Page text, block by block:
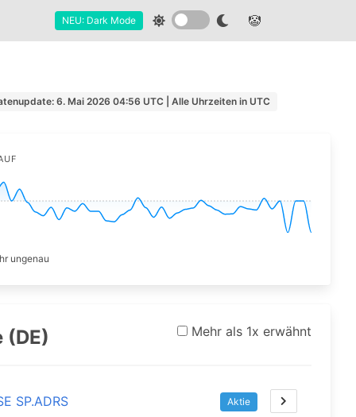
NEU: Dark Mode 🤡
6. Mai 2026 04:56 UTC | Alle Uhrzeiten in UTC
ungenau
Mehr als 1x erwähnt
(DE)
SP.ADRS Aktie